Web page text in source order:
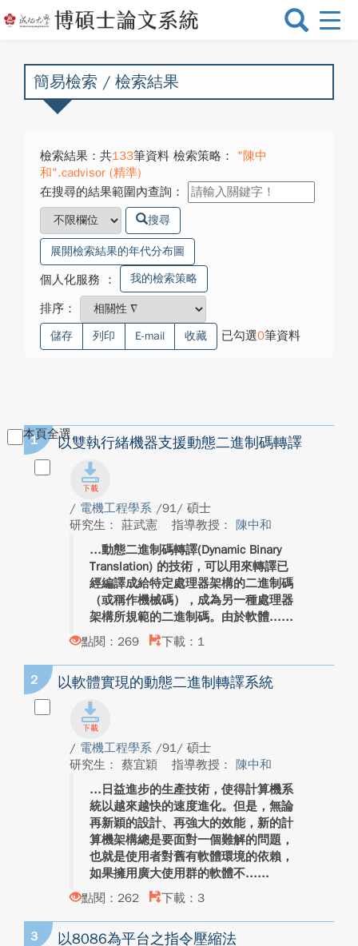
選
換
簡易檢索 / 檢索結果
檢索結果：共133筆資料 檢索策略：
"陳中
和".cadvisor (精準)
在搜尋的結果範圍內查詢：
搜尋
展開檢索結果的年代分布圖
個人化服務 ： 我的檢索策略
排序：
儲存 列印 E-mail 收藏 已勾選0筆資料
本頁全選
1 以雙執行緒機器支援動態二進制碼轉譯
/ 電機工程學系 /91/ 碩士
研究生： 莊武憲
指導教授： 陳中和
動態二進制碼轉譯(Dynamic Binary
Translation) 的技術，可以用來轉譯已
經編譯成給特定處理器架構的二進制碼
（或稱作機械碼），成為另一種處理器
架構所規範的二進制碼。由於軟體...
點閱：269
下載：1
2 以軟體實現的動態二進制轉譯系統
/ 電機工程學系 /91/ 碩士
研究生： 蔡宜穎
指導教授： 陳中和
日益進步的生產技術，使得計算機系
統以越來越快的速度進化。但是，無論
再新穎的設計、再強大的效能，新的計
算機架構總是要面對一個難解的問題，
也就是使用者對舊有軟體環境的依賴，
如果擁用廣大使用群的軟體不...
點閱：262
下載：3
3 以8086為平台之指令壓縮法